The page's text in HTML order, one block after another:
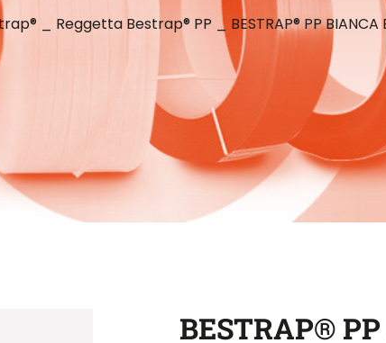
Reggetta Bestrap® PP _ BESTRAP® PP BIANCA
BESTRAP®